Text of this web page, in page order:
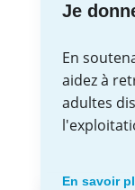
Je
En
aidez à
adultes
En savoir